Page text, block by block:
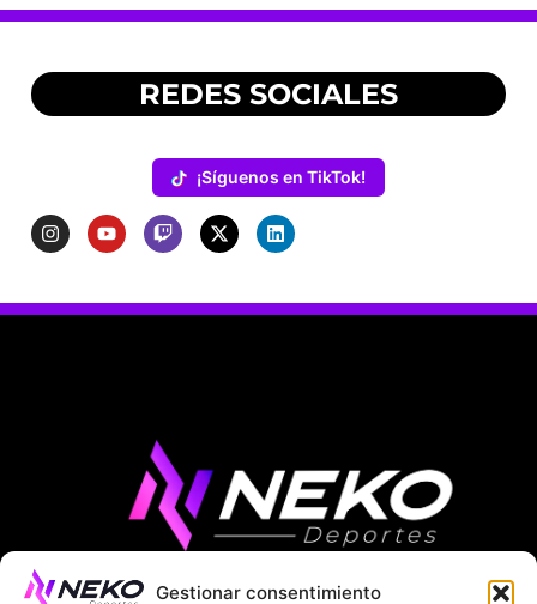
Gestionar consentimiento
REDES SOCIALES
¡Síguenos en TikTok!